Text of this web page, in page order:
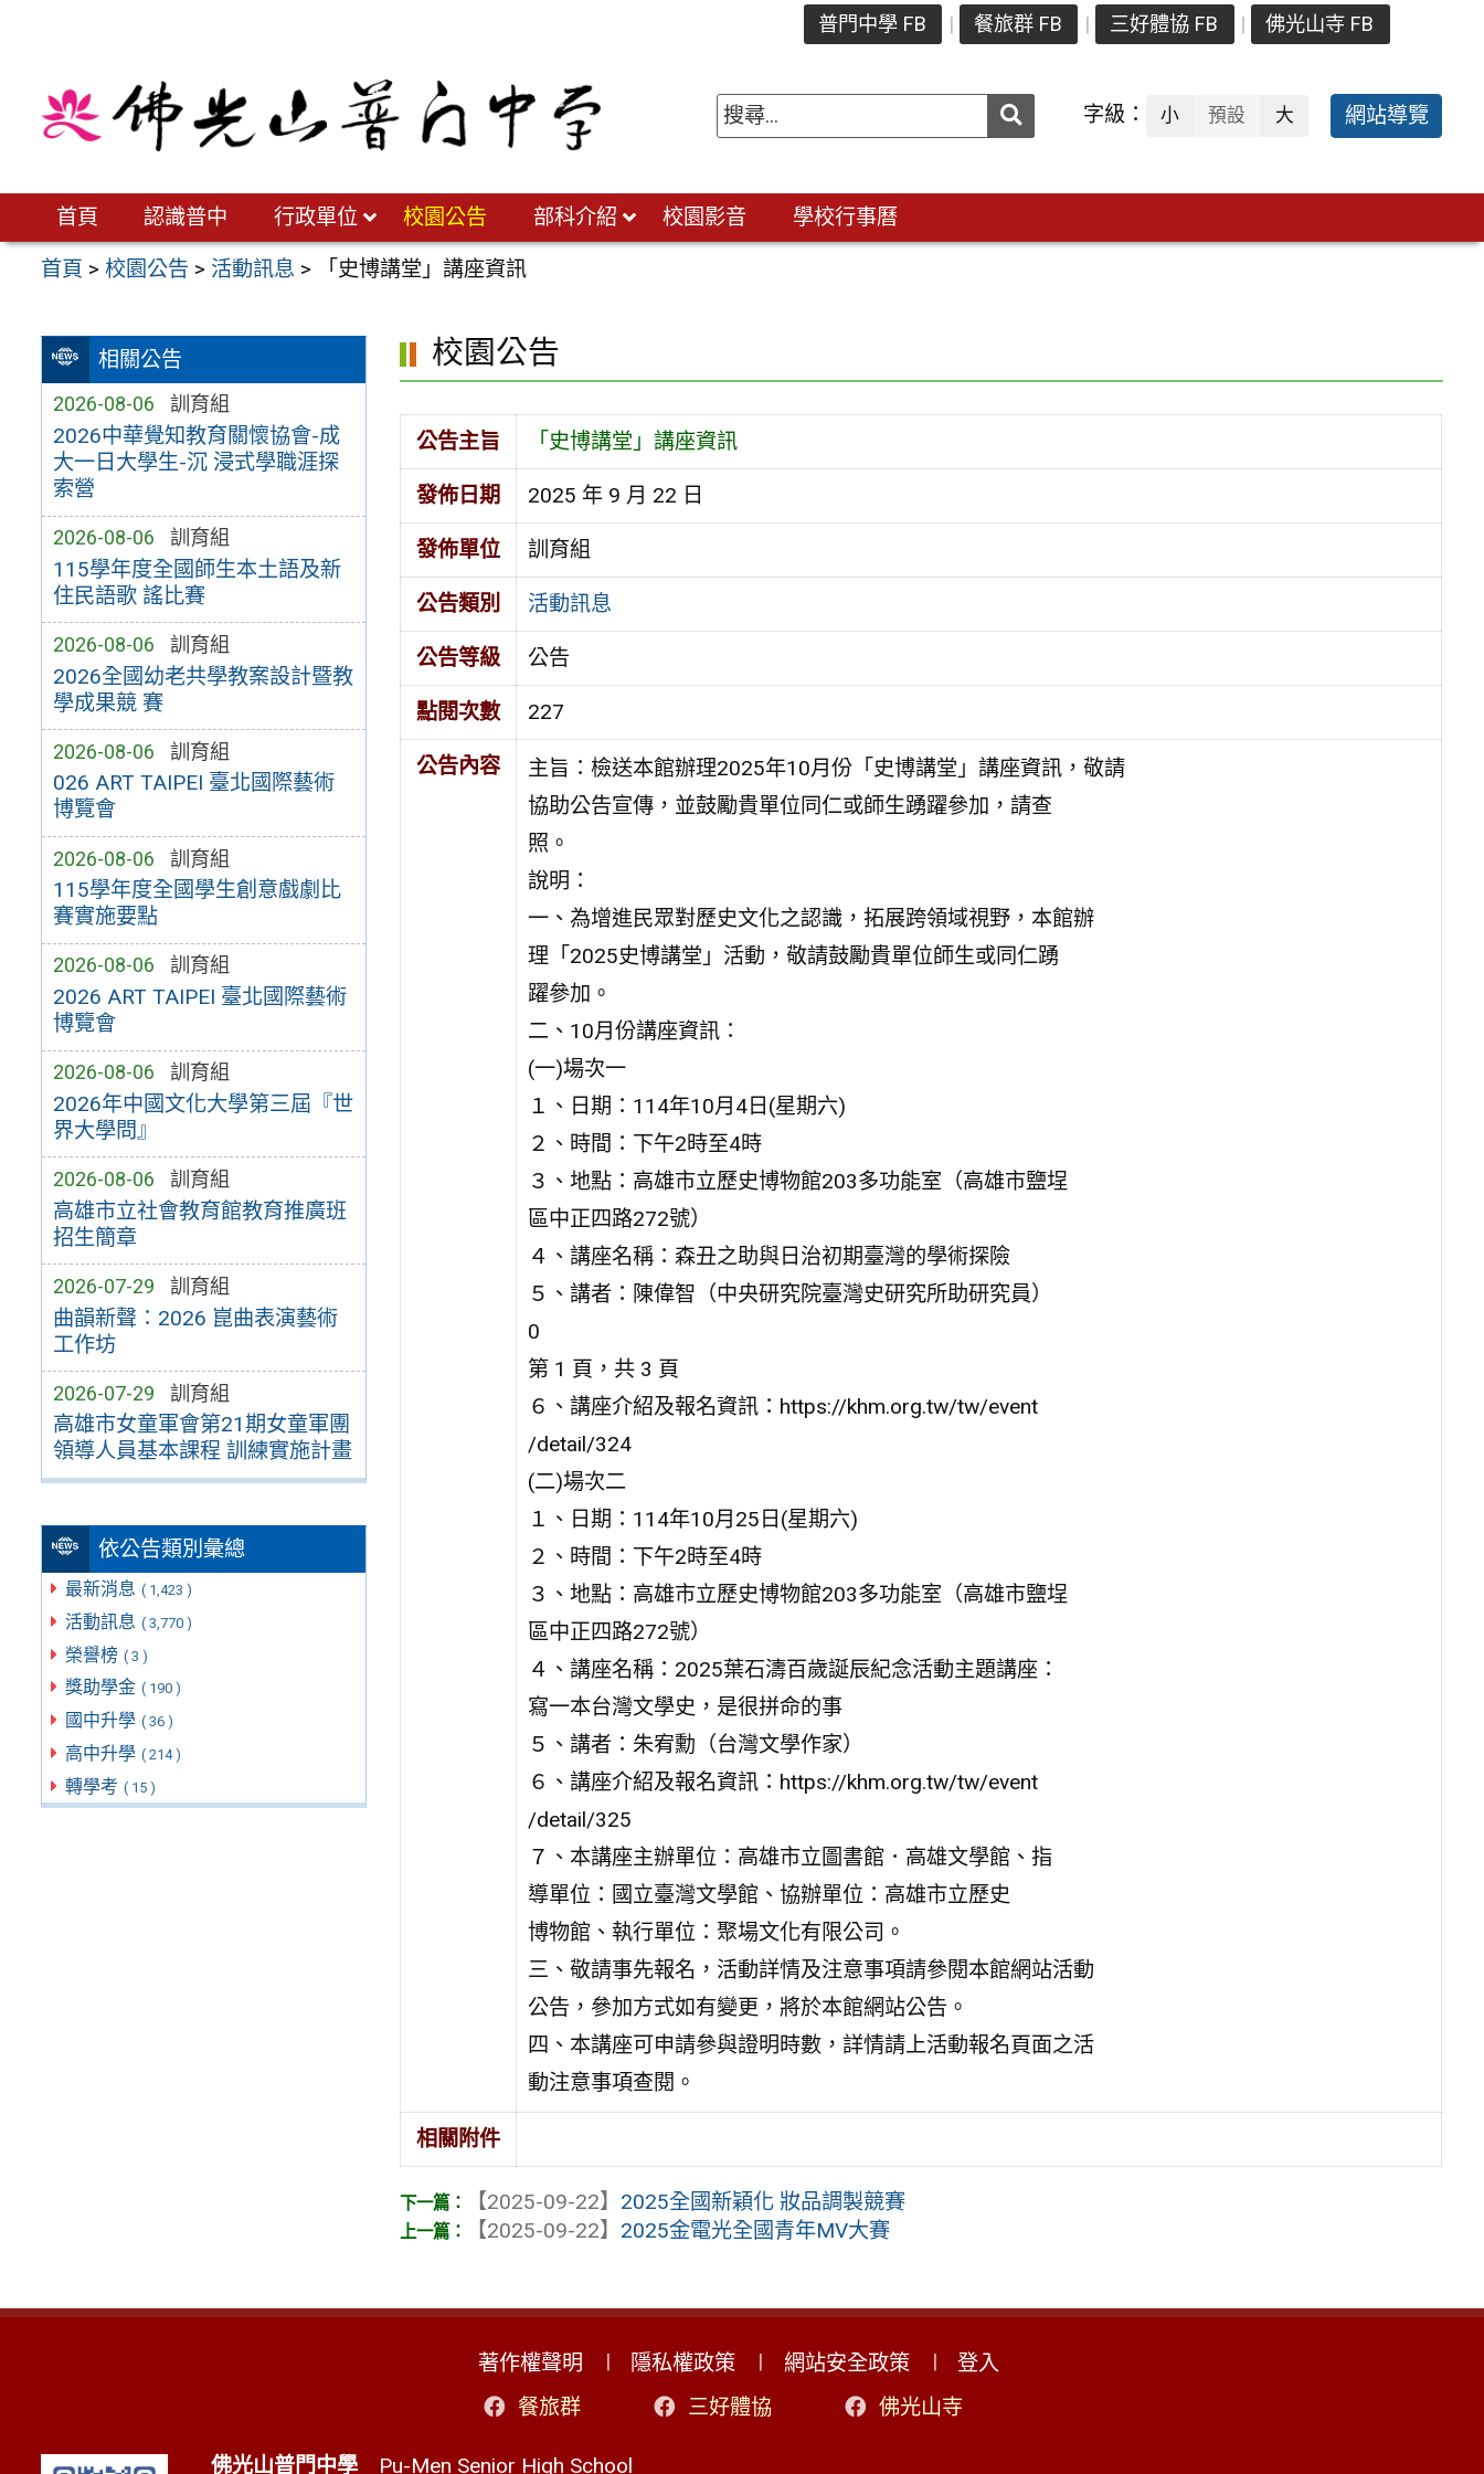
普門中學 FB 餐旅群 FB 三好體協 FB 佛光山寺 FB
送出 字級： 小 預設 大 網站導覽
首頁 認識普中 行政單位 校園公告 部科介紹 校園影音 學校行事曆
首頁 >校園公告 > 活動訊息 > 「史博講堂」講座資訊
相關公告
2026-08-06 訓育組
2026中華覺知教育關懷協會-成
大一日大學生-沉 浸式學職涯探
索營
2026-08-06 訓育組
115學年度全國師生本土語及新
住民語歌 謠比賽
2026-08-06 訓育組
2026全國幼老共學教案設計暨教
學成果競 賽
2026-08-06 訓育組
026 ART TAIPEI 臺北國際藝術
博覽會
2026-08-06 訓育組
115學年度全國學生創意戲劇比
賽實施要點
2026-08-06 訓育組
2026 ART TAIPEI 臺北國際藝術
博覽會
2026-08-06 訓育組
2026年中國文化大學第三屆『世
界大學問』
2026-08-06 訓育組
高雄市立社會教育館教育推廣班
招生簡章
2026-07-29 訓育組
曲韻新聲：2026 崑曲表演藝術
工作坊
2026-07-29 訓育組
高雄市女童軍會第21期女童軍團
領導人員基本課程 訓練實施計畫
依公告類別彙總
最新消息 ( 1,423 )
活動訊息 ( 3,770 )
榮譽榜 ( 3 )
獎助學金 ( 190 )
國中升學 ( 36 )
高中升學 ( 214 )
轉學考 ( 15 )
校園公告
公告主旨 「史博講堂」講座資訊
發佈日期 2025 年 9 月 22 日
發佈單位 訓育組
公告類別 活動訊息
公告等級 公告
點閱次數 227
公告內容
主旨：檢送本館辦理2025年10月份「史博講堂」講座資訊，敬請
協助公告宣傳，並鼓勵貴單位同仁或師生踴躍參加，請查
照。
說明：
一、為增進民眾對歷史文化之認識，拓展跨領域視野，本館辦
理「2025史博講堂」活動，敬請鼓勵貴單位師生或同仁踴
躍參加。
二、10月份講座資訊：
(一)場次一
１、日期：114年10月4日(星期六)
２、時間：下午2時至4時
３、地點：高雄市立歷史博物館203多功能室（高雄市鹽埕
區中正四路272號）
４、講座名稱：森丑之助與日治初期臺灣的學術探險
５、講者：陳偉智（中央研究院臺灣史研究所助研究員）
0
第 1 頁，共 3 頁
６、講座介紹及報名資訊：https://khm.org.tw/tw/event
/detail/324
(二)場次二
１、日期：114年10月25日(星期六)
２、時間：下午2時至4時
３、地點：高雄市立歷史博物館203多功能室（高雄市鹽埕
區中正四路272號）
４、講座名稱：2025葉石濤百歲誕辰紀念活動主題講座：
寫一本台灣文學史，是很拼命的事
５、講者：朱宥勳（台灣文學作家）
６、講座介紹及報名資訊：https://khm.org.tw/tw/event
/detail/325
７、本講座主辦單位：高雄市立圖書館．高雄文學館、指
導單位：國立臺灣文學館、協辦單位：高雄市立歷史
博物館、執行單位：聚場文化有限公司。
三、敬請事先報名，活動詳情及注意事項請參閱本館網站活動
公告，參加方式如有變更，將於本館網站公告。
四、本講座可申請參與證明時數，詳情請上活動報名頁面之活
動注意事項查閱。
相關附件
【2025-09-22】 2025全國新穎化 妝品調製競賽
【2025-09-22】 2025金電光全國青年MV大賽
著作權聲明 隱私權政策 網站安全政策
登入
餐旅群
三好體協 佛光山寺
佛光山普門中學Pu-Men Senior High School